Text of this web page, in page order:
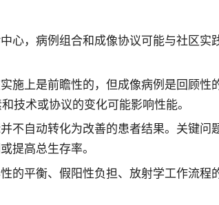
心，病例组合和成像协议可能与社区实
施上是前瞻性的，但成像病例是回顾性
技术或协议的变化可能影响性能。
不自动转化为改善的患者结果。关键问
提高总生存率。
的平衡、假阳性负担、放射学工作流程